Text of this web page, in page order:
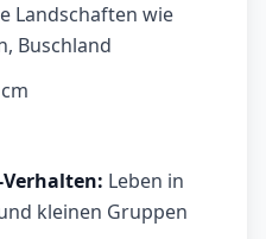
Landschaften wie
Buschland
Verhalten: Leben in
kleinen Gruppen